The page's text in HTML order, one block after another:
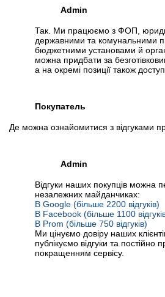
Admin
Так. Ми працюємо з ФОП,
державними та комунальними
бюджетними установами й
можна придбати за
а на окремі позиції також
Покупатель
Де можна ознайомитися з відгуками
Admin
Відгуки наших покупців можна
незалежних майданчиках:
В Google (більше 2200 відгуків)
В Facebook (більше 1100
В Prom (більше 750 відгуків)
Ми цінуємо довіру наших
публікуємо відгуки та постійно
покращенням сервісу.